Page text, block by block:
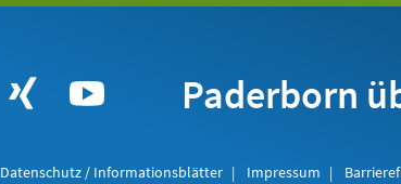
Paderborn
Datenschutz / Informationsblätter Impressum